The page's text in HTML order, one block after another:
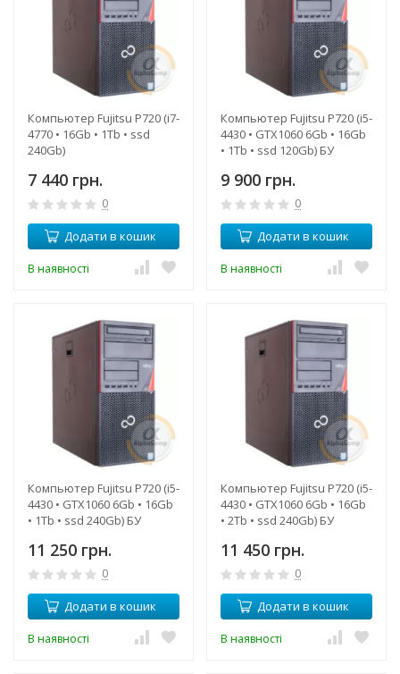
Компьютер Fujitsu P720 (i7-
4770 • 16Gb • 1Tb • ssd
240Gb)
7 440 грн.
0
Додати в кошик
В наявності
Компьютер Fujitsu P720 (i5-
4430 • GTX1060 6Gb • 16Gb
• 1Tb • ssd 120Gb) БУ
9 900 грн.
0
Додати в кошик
В наявності
Компьютер Fujitsu P720 (i5-
4430 • GTX1060 6Gb • 16Gb
• 1Tb • ssd 240Gb) БУ
11 250 грн.
0
Додати в кошик
В наявності
Компьютер Fujitsu P720 (i5-
4430 • GTX1060 6Gb • 16Gb
• 2Tb • ssd 240Gb) БУ
11 450 грн.
0
Додати в кошик
В наявності